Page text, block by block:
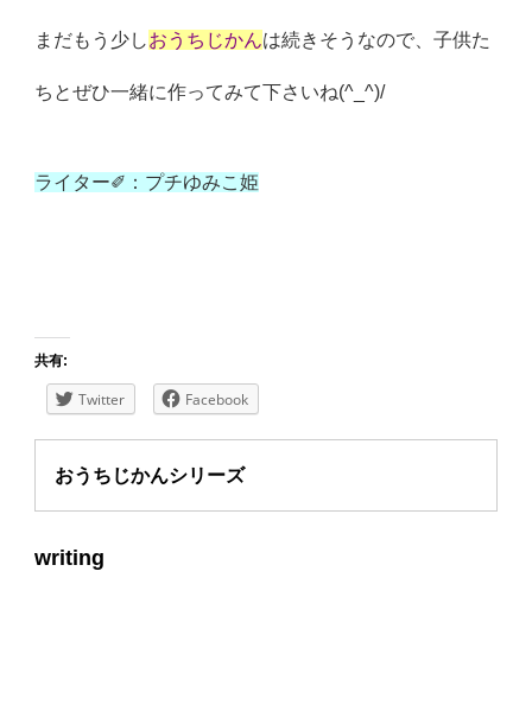
まだもう少しおうちじかんは続きそうなので、子供た
ちとぜひ一緒に作ってみて下さいね(^_^)/
ライター✐：プチゆみこ姫
共有:
Twitter Facebook
おうちじかんシリーズ
writing